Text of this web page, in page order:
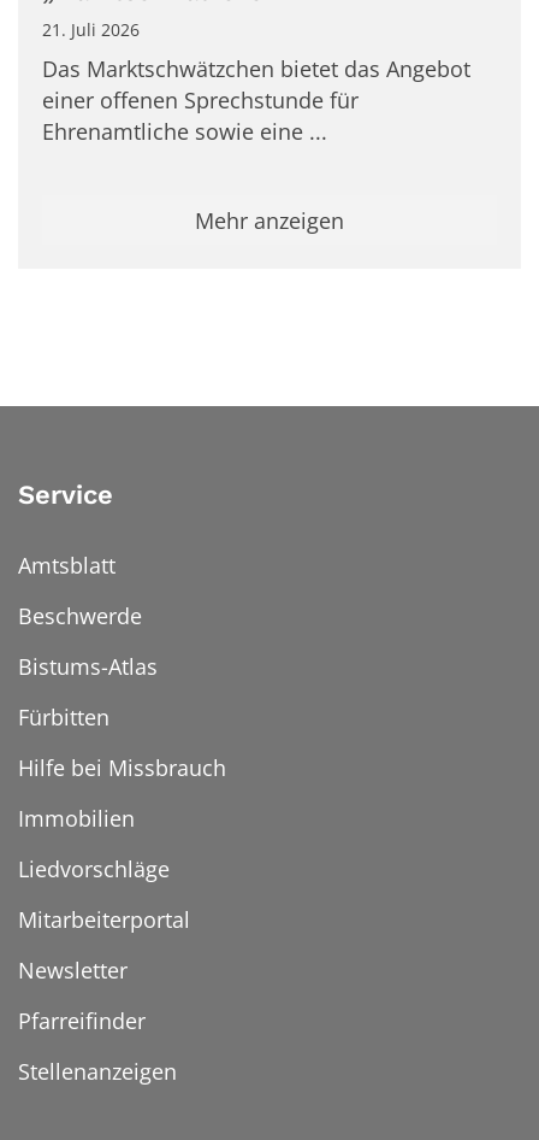
21. Juli 2026
Das Marktschwätzchen bietet das Angebot
einer offenen Sprechstunde für
Ehrenamtliche sowie eine ...
Mehr anzeigen
Service
Amtsblatt
Beschwerde
Bistums-Atlas
Fürbitten
Hilfe bei Missbrauch
Immobilien
Liedvorschläge
Mitarbeiterportal
Newsletter
Pfarreifinder
Stellenanzeigen